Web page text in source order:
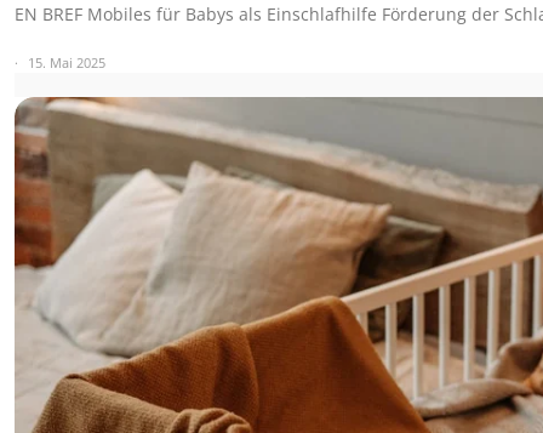
EN BREF Mobiles für Babys als Einschlafhilfe Förderung der
15. Mai 2025